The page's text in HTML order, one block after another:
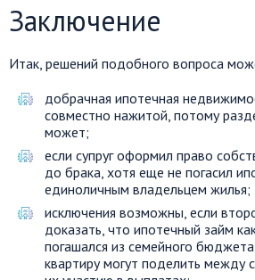
Заключение
Итак, решений подобного вопроса
добрачная ипотечная
совместно нажитой, потому
может;
если супруг оформил право
до брака, хотя еще не погасил
единоличным владельцем жилья;
исключения возможны, если
доказать, что ипотечный займ
погашался из семейного
квартиру могут поделить между